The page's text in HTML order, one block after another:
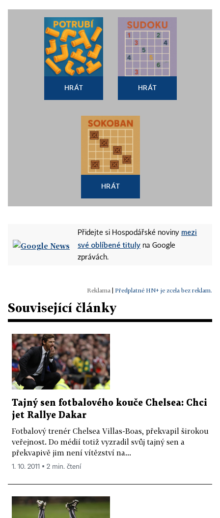
HRÁT HRÁT
HRÁT
Přidejte si Hospodářské noviny mezi
své oblíbené tituly na Google
zprávách.
Předplatné HN+ je zcela bez reklam.
Související články
Tajný sen fotbalového kouče Chelsea: Chci
jet Rallye Dakar
Fotbalový trenér Chelsea Villas-Boas, překvapil širokou
veřejnost. Do médií totiž vyzradil svůj tajný sen a
překvapivě jim není vítězství na...
1. 10. 2011 ▪ 2 min. čtení